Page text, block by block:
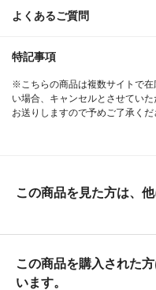
よくあるご質問
特記事項
※こちらの商品は複数サイトで
い場合、キャンセルとさせてい
お送りしますので予めご了承くだ
この商品を見た方は、
この商品を購入された
います。